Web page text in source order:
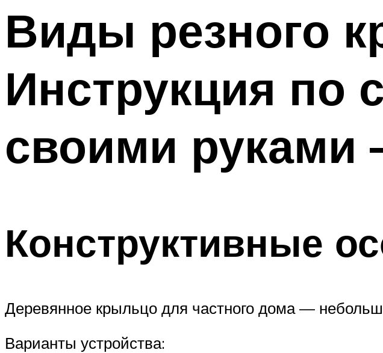
Виды резного
Инструкция по
своими руками
Конструктивные
Деревянное крыльцо для частного дома —
Варианты устройства: